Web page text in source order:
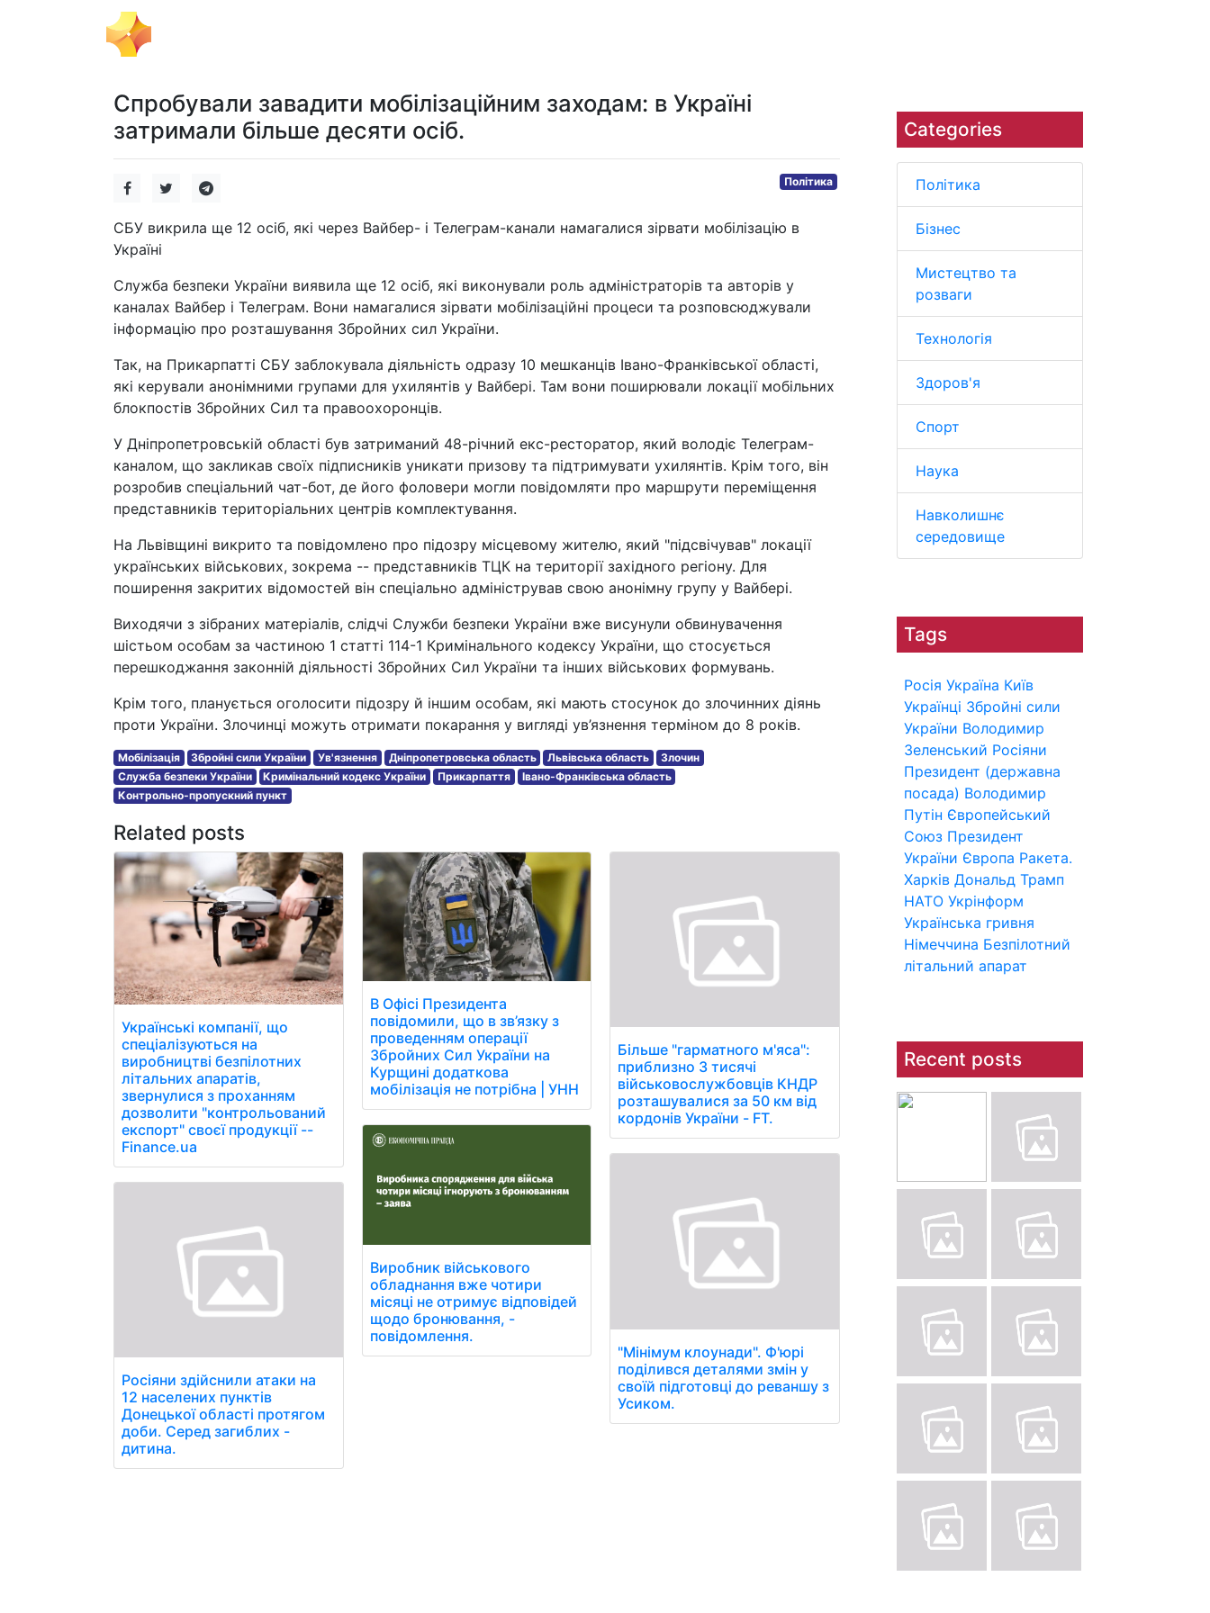
Categories
Політика
Бізнес
Мистецтво та
розваги
Технологія
Здоров'я
Спорт
Наука
Навколишнє
середовище
Tags
Росія Україна Київ
Українці Збройні сили
України Володимир
Зеленський Росіяни
Президент (державна
посада) Володимир
Путін Європейський
Союз Президент
України Європа Ракета.
Харків Дональд Трамп
НАТО Укрінформ
Українська гривня
Німеччина Безпілотний
літальний апарат
Recent posts
Спробували завадити мобілізаційним заходам: в Україні
затримали більше десяти осіб.
Політика
СБУ викрила ще 12 осіб, які через Вайбер- і Телеграм-канали намагалися зірвати мобілізацію в
Україні
Служба безпеки України виявила ще 12 осіб, які виконували роль адміністраторів та авторів у
каналах Вайбер і Телеграм. Вони намагалися зірвати мобілізаційні процеси та розповсюджували
інформацію про розташування Збройних сил України.
Так, на Прикарпатті СБУ заблокувала діяльність одразу 10 мешканців Івано-Франківської області,
які керували анонімними групами для ухилянтів у Вайбері. Там вони поширювали локації мобільних
блокпостів Збройних Сил та правоохоронців.
У Дніпропетровській області був затриманий 48-річний екс-ресторатор, який володіє Телеграм-
каналом, що закликав своїх підписників уникати призову та підтримувати ухилянтів. Крім того, він
розробив спеціальний чат-бот, де його фоловери могли повідомляти про маршрути переміщення
представників територіальних центрів комплектування.
На Львівщині викрито та повідомлено про підозру місцевому жителю, який "підсвічував" локації
українських військових, зокрема -- представників ТЦК на території західного регіону. Для
поширення закритих відомостей він спеціально адміністрував свою анонімну групу у Вайбері.
Виходячи з зібраних матеріалів, слідчі Служби безпеки України вже висунули обвинувачення
шістьом особам за частиною 1 статті 114-1 Кримінального кодексу України, що стосується
перешкоджання законній діяльності Збройних Сил України та інших військових формувань.
Крім того, планується оголосити підозру й іншим особам, які мають стосунок до злочинних діянь
проти України. Злочинці можуть отримати покарання у вигляді ув’язнення терміном до 8 років.
Мобілізація Збройні сили України Ув'язнення Дніпропетровська область Львівська область
Злочин
Служба безпеки України
Кримінальний кодекс України Прикарпаття
Івано-Франківська область
Контрольно-пропускний пункт
Related posts
Українські компанії, що
спеціалізуються на
виробництві безпілотних
літальних апаратів,
звернулися з проханням
дозволити "контрольований
експорт" своєї продукції --
Finance.ua
Росіяни здійснили атаки на
12 населених пунктів
Донецької області протягом
доби. Серед загиблих -
дитина.
В Офісі Президента
повідомили, що в зв’язку з
проведенням операції
Збройних Сил України на
Курщині додаткова
мобілізація не потрібна | УНН
Виробник військового
обладнання вже чотири
місяці не отримує відповідей
щодо бронювання, -
повідомлення.
Більше "гарматного м'яса":
приблизно 3 тисячі
військовослужбовців КНДР
розташувалися за 50 км від
кордонів України - FT.
"Мінімум клоунади". Ф'юрі
поділився деталями змін у
своїй підготовці до реваншу з
Усиком.